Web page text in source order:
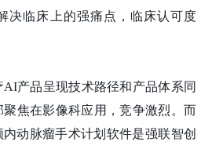
决临床上的强痛点，临床认可度
产品呈现技术路径和产品体系同
焦在影像科应用，竞争激烈。而
动脉瘤手术计划软件是强联智创